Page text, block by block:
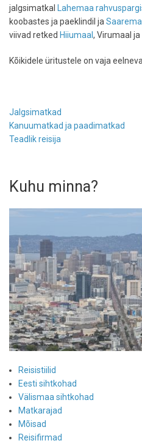
jalgsimatkal
Lahemaa
koobastes ja paeklindil ja
viivad retked Hiiumaal , Virumaal
Kõikidele üritustele on vaja
Jalgsimatkad
Kanuumatkad ja paadimatkad
Teadlik reisija
Kuhu minna?
Reisistiilid
Eesti sihtkohad
Välismaa sihtkohad
Matkarajad
Mõisad
Reisifirmad